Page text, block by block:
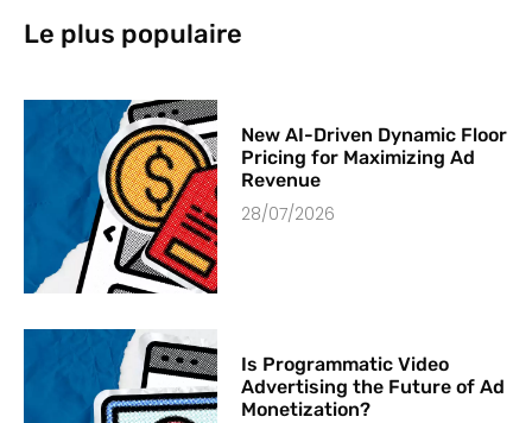
Le plus populaire
New AI-Driven Dynamic Floor
Pricing for Maximizing Ad
Revenue
28/07/2026
Is Programmatic Video
Advertising the Future of Ad
Monetization?